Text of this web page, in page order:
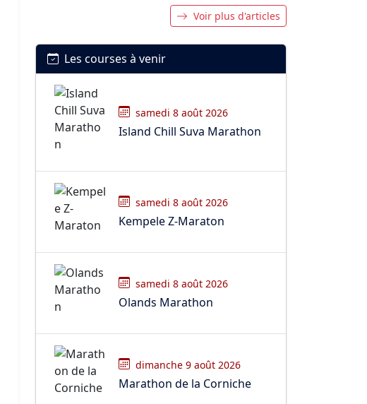
Voir plus d'articles
Les courses à venir
samedi 8 août 2026
Island Chill Suva Marathon
samedi 8 août 2026
Kempele Z-Maraton
samedi 8 août 2026
Olands Marathon
dimanche 9 août 2026
Marathon de la Corniche